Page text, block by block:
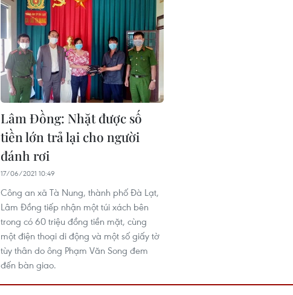
Lâm Đồng: Nhặt được số
tiền lớn trả lại cho người
đánh rơi
17/06/2021 10:49
Công an xã Tà Nung, thành phố Đà Lạt,
Lâm Đồng tiếp nhận một túi xách bên
trong có 60 triệu đồng tiền mặt, cùng
một điện thoại di động và một số giấy tờ
tùy thân do ông Phạm Văn Song đem
đến bàn giao.